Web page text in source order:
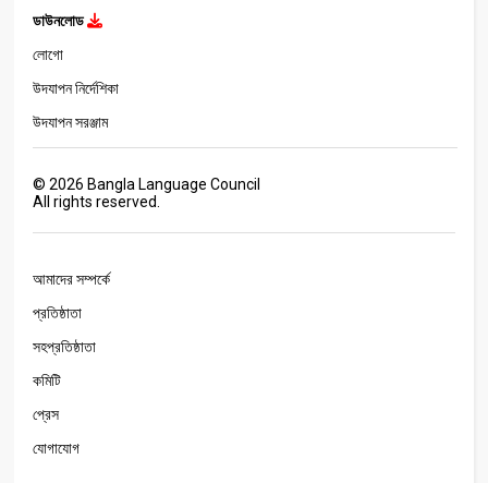
ডাউনলোড
লোগো
উদযাপন নির্দেশিকা
উদযাপন সরঞ্জাম
©2026 Bangla Language Council
All rights reserved.
আমাদের সম্পর্কে
প্রতিষ্ঠাতা
সহপ্রতিষ্ঠাতা
কমিটি
প্রেস
যোগাযোগ